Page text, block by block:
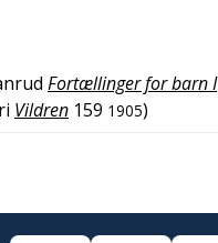
Fortællinger for barn I
Vildren 159 1905)